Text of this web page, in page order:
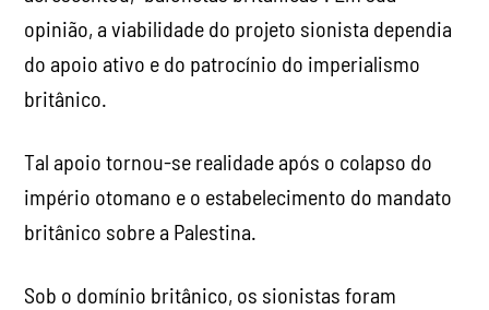
opinião, a viabilidade do projeto sionista dependia
do apoio ativo e do patrocínio do imperialismo
britânico.
Tal apoio tornou-se realidade após o colapso do
império otomano e o estabelecimento do mandato
britânico sobre a Palestina.
Sob o domínio britânico, os sionistas foram